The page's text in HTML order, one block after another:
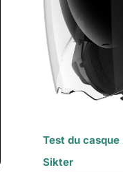
Test du casque
Sikter